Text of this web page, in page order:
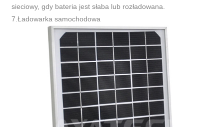
sieciowy, gdy bateria jest słaba lub rozładowana.
7.Ładowarka samochodowa